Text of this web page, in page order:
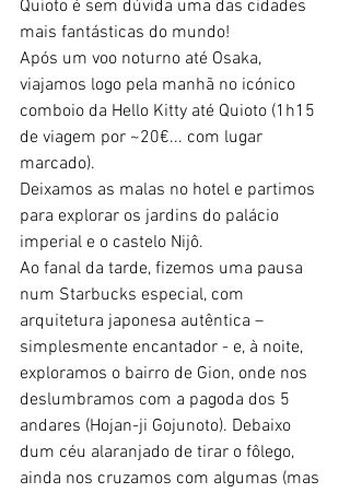
Quioto é sem dúvida uma das cidades
mais fantásticas do mundo!
Após um voo noturno até Osaka,
viajamos logo pela manhã no icónico
comboio da Hello Kitty até Quioto (1h15
de viagem por ~20€... com lugar
marcado).
Deixamos as malas no hotel e partimos
para explorar os jardins do palácio
imperial e o castelo Nijô.
Ao fanal da tarde, fizemos uma pausa
num Starbucks especial, com
arquitetura japonesa autêntica –
simplesmente encantador - e, à noite,
exploramos o bairro de Gion, onde nos
deslumbramos com a pagoda dos 5
andares (Hojan-ji Gojunoto). Debaixo
dum céu alaranjado de tirar o fôlego,
ainda nos cruzamos com algumas (mas